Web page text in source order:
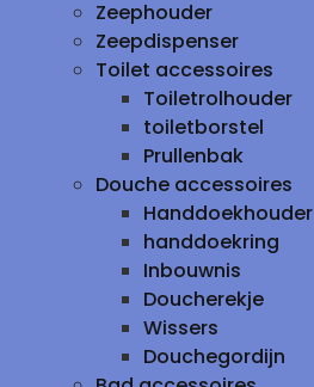
Zeephouder
Zeepdispenser
Toilet accessoires
Toiletrolhouder
toiletborstel
Prullenbak
Douche accessoires
Handdoekhouder
handdoekring
Inbouwnis
Doucherekje
Wissers
Douchegordijn